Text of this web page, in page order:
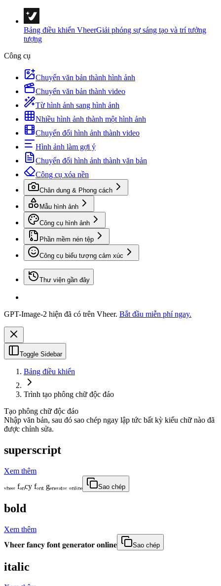
Bảng điều khiển VheerGiải phóng sự sáng tạo và trí tưởng
tượng
Công cụ
Chuyển văn bản thành hình ảnh
Chuyển văn bản thành video
Từ hình ảnh sang hình ảnh
Nhiều hình ảnh thành một hình ảnh
Chuyển đổi hình ảnh thành video
Hình ảnh làm gợi ý
Chuyển đổi hình ảnh thành văn bản
Công cụ xóa nền
Chân dung & Phong cách
Mẫu hình ảnh
Công cụ hình ảnh
Phần mềm nén tệp
Công cụ biểu tượng cảm xúc
Thư viện gần đây
GPT-Image-2 hiện đã có trên Vheer. Bắt đầu miễn phí ngay.
Toggle Sidebar
Bảng điều khiển
Trình tạo phông chữ độc đáo
Tạo phông chữ độc đáo
Nhập văn bản, sau đó sao chép ngay lập tức bất kỳ kiểu chữ nào đã
được chỉnh sửa.
superscript
Xem thêm
ᵥₕₑₑᵣ fₐₙcy fₒₙₜ gₑₙₑᵣₐₜₒᵣ ₒₙₗᵢₙₑ
Sao chép
bold
Xem thêm
𝐕𝐡𝐞𝐞𝐫 𝐟𝐚𝐧𝐜𝐲 𝐟𝐨𝐧𝐭 𝐠𝐞𝐧𝐞𝐫𝐚𝐭𝐨𝐫 𝐨𝐧𝐥𝐢𝐧𝐞
Sao chép
italic